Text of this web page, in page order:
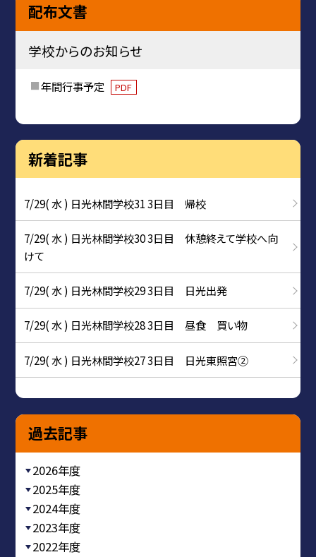
配布文書
学校からのお知らせ
年間行事予定 PDF
新着記事
7/29( 水 ) 日光林間学校31 3日目 帰校
7/29( 水 ) 日光林間学校30 3日目 休憩終えて学校へ向
けて
7/29( 水 ) 日光林間学校29 3日目 日光出発
7/29( 水 ) 日光林間学校28 3日目 昼食 買い物
7/29( 水 ) 日光林間学校27 3日目 日光東照宮②
過去記事
2026年度
2025年度
2024年度
2023年度
2022年度